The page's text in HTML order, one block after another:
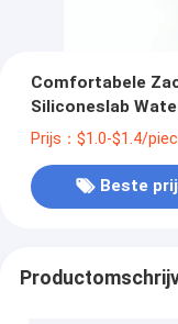
Comfortabele
Siliconeslab
Eten
Prijs：$1.0-$1.4/
Beste